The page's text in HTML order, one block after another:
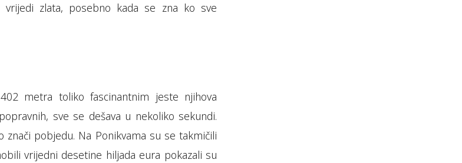
zlata, posebno kada se zna ko sve
metra toliko fascinantnim jeste njihova
sve se dešava u nekoliko sekundi.
znači pobjedu. Na Ponikvama su se takmičili
vrijedni desetine hiljada eura pokazali su